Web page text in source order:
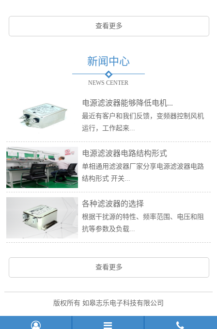
查看更多
新闻中心
NEWS CENTER
电源滤波器能够降低电机...
最近有客户和我们反馈，变频器控制风机
运行，工作起来...
电源滤波器电路结构形式
单相通用滤波器厂家分享电源滤波器电路
结构形式 开关...
各种滤波器的选择
根据干扰源的特性、频率范围、电压和阻
抗等参数及负载...
查看更多
版权所有 如皋志乐电子科技有限公司